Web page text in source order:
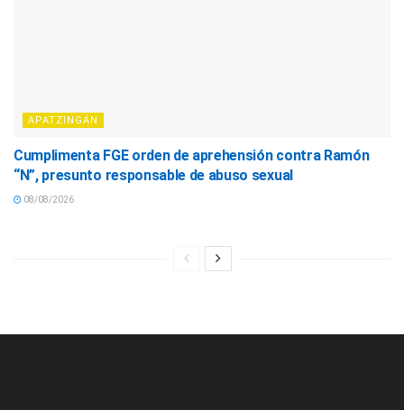
APATZINGÁN
Cumplimenta FGE orden de aprehensión contra Ramón
“N”, presunto responsable de abuso sexual
08/08/2026